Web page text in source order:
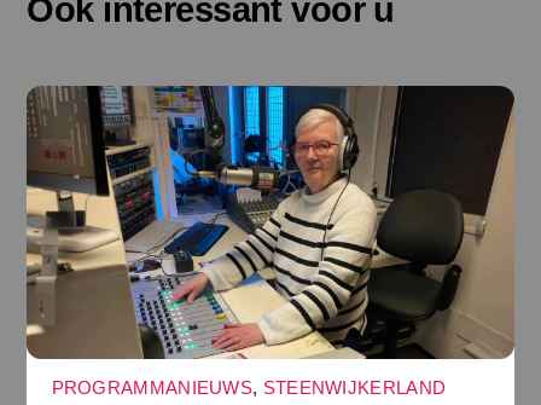
Ook interessant voor u
PROGRAMMANIEUWS, STEENWIJKERLAND